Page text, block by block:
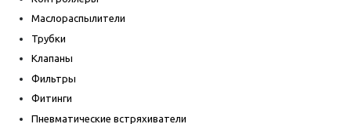
Маслораспылители
Трубки
Клапаны
Фильтры
Фитинги
Пневматические встряхиватели